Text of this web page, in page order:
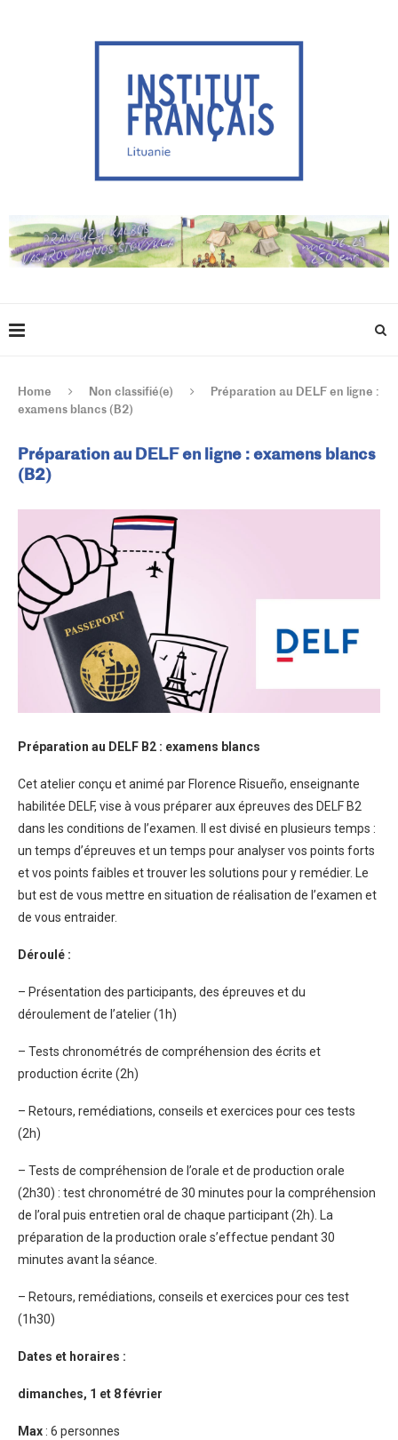
Home Non classifié(e)
Préparation au DELF en ligne :
examens blancs (B2)
Préparation au DELF en ligne : examens blancs
(B2)
Préparation au DELF B2 : examens blancs
Cet atelier conçu et animé par Florence Risueño, enseignante
habilitée DELF, vise à vous préparer aux épreuves des DELF B2
dans les conditions de l’examen. Il est divisé en plusieurs temps :
un temps d’épreuves et un temps pour analyser vos points forts
et vos points faibles et trouver les solutions pour y remédier. Le
but est de vous mettre en situation de réalisation de l’examen et
de vous entraider.
Déroulé :
– Présentation des participants, des épreuves et du
déroulement de l’atelier (1h)
– Tests chronométrés de compréhension des écrits et
production écrite (2h)
– Retours, remédiations, conseils et exercices pour ces tests
(2h)
– Tests de compréhension de l’orale et de production orale
(2h30) : test chronométré de 30 minutes pour la compréhension
de l’oral puis entretien oral de chaque participant (2h). La
préparation de la production orale s’effectue pendant 30
minutes avant la séance.
– Retours, remédiations, conseils et exercices pour ces test
(1h30)
Dates et horaires :
dimanches, 1 et 8 février
Max : 6 personnes